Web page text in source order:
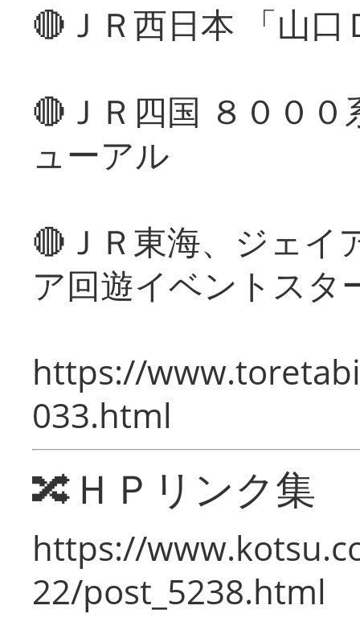
🔴ＪＲ西日本 「山
🔴ＪＲ四国 ８００
ューアル
🔴ＪＲ東海、ジェイ
ア回遊イベントスタ
https://
033.html
🔀ＨＰリンク集
https://
22/post_5238.html